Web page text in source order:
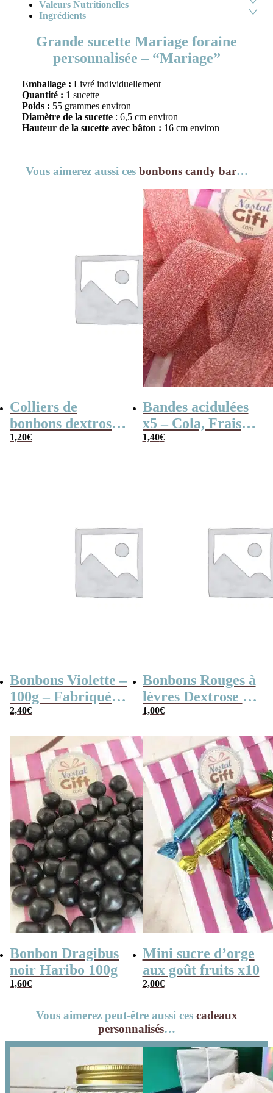
Valeurs Nutritionelles
Ingrédients
Grande sucette Mariage foraine
personnalisée – “Mariage”
– Emballage : Livré individuellement
– Quantité : 1 sucette
– Poids : 55 grammes environ
– Diamètre de la sucette : 6,5 cm environ
– Hauteur de la sucette avec bâton : 16 cm environ
Vous aimerez aussi ces bonbons candy bar…
Colliers de
bonbons dextrose
x2
1,20€
Bandes acidulées
x5 – Cola, Fraise,
Framboise,
1,40€
Bonbons Violette –
100g – Fabriqués
en France
2,40€
Bonbons Rouges à
lèvres Dextrose à
croquer x3
1,00€
Bonbon Dragibus
noir Haribo 100g
1,60€
Mini sucre d’orge
aux goût fruits x10
2,00€
Vous aimerez peut-être aussi ces cadeaux
personnalisés…